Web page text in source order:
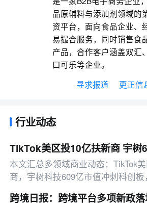
品原辅料与添加剂领域的
资平台，面向食品企业、
易撮合服务，同时销售食
产品，合作客户涵盖双汇
口可乐等企业。
寻求报道
更正信
行业动态
本文汇总多领域商业动态：TikTok
商，宇树科技609亿市值冲刺科创